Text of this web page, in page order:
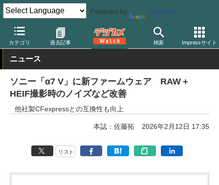
Powered by Translate
カテゴリ 過去記事 検索 Impressサイト
デジカメ Watch カメラ ミラーレスカメラ ソニー
ニュース
ソニー「α7 V」に新ファームウェア RAW＋
HEIF撮影時のノイズなど改善
他社製CFexpressとの互換性も向上
本誌：佐藤拓 2026年2月12日 17:35
リスト